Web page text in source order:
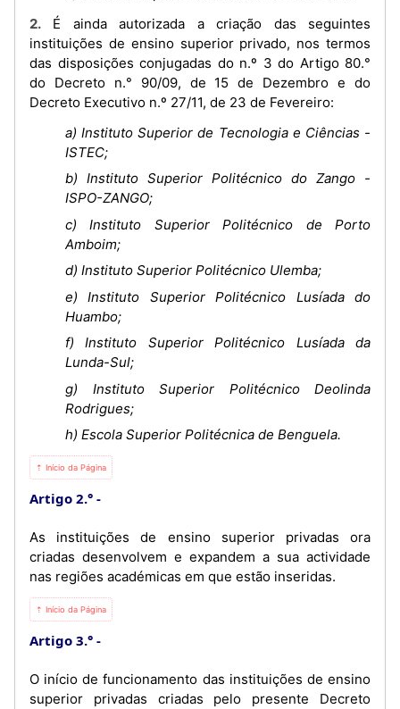
2. É ainda autorizada a criação das seguintes
instituições de ensino superior privado, nos termos
das disposições conjugadas do n.º 3 do Artigo 80.°
do Decreto n.° 90/09, de 15 de Dezembro e do
Decreto Executivo n.º 27/11, de 23 de Fevereiro:
a) Instituto Superior de Tecnologia e Ciências -
ISTEC;
b) Instituto Superior Politécnico do Zango -
ISPO-ZANGO;
c) Instituto Superior Politécnico de Porto
Amboim;
d) Instituto Superior Politécnico Ulemba;
e) Instituto Superior Politécnico Lusíada do
Huambo;
f) Instituto Superior Politécnico Lusíada da
Lunda-Sul;
g) Instituto Superior Politécnico Deolinda
Rodrigues;
h) Escola Superior Politécnica de Benguela.
⇡ Início da Página
Artigo 2.°
As instituições de ensino superior privadas ora
criadas desenvolvem e expandem a sua actividade
nas regiões académicas em que estão inseridas.
⇡ Início da Página
Artigo 3.°
O início de funcionamento das instituições de ensino
superior privadas criadas pelo presente Decreto